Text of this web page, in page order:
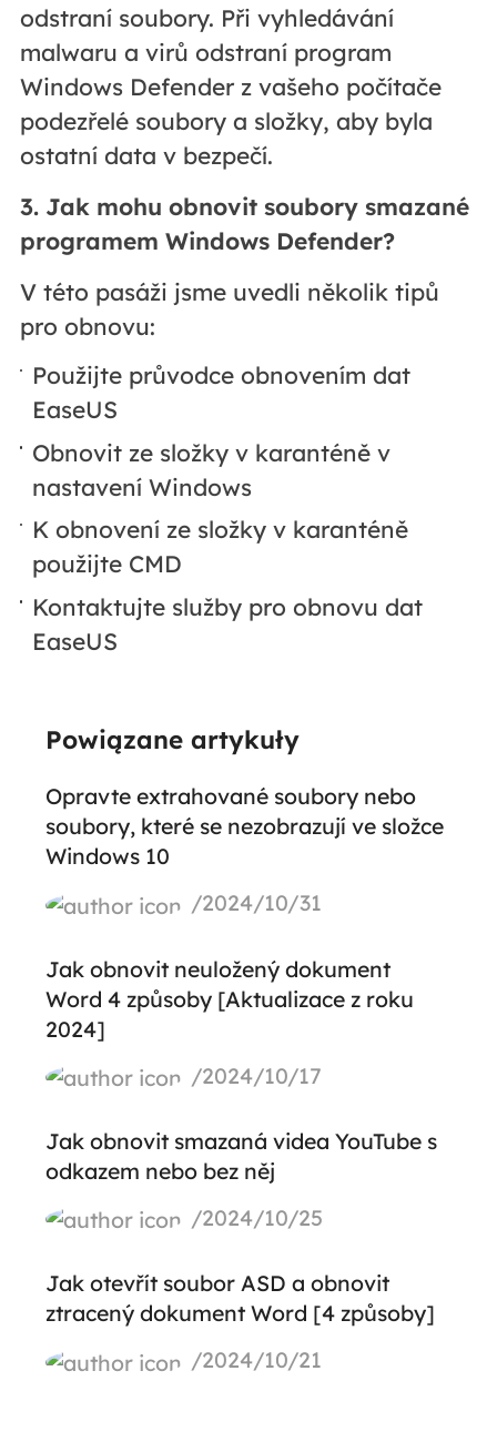
odstraní soubory. Při vyhledávání
malwaru a virů odstraní program
Windows Defender z vašeho počítače
podezřelé soubory a složky, aby byla
ostatní data v bezpečí.
3. Jak mohu obnovit soubory smazané
programem Windows Defender?
V této pasáži jsme uvedli několik tipů
pro obnovu:
Použijte průvodce obnovením dat
EaseUS
Obnovit ze složky v karanténě v
nastavení Windows
K obnovení ze složky v karanténě
použijte CMD
Kontaktujte služby pro obnovu dat
EaseUS
Powiązane artykuły
Opravte extrahované soubory nebo
soubory, které se nezobrazují ve složce
Windows 10
/2024/10/31
Jak obnovit neuložený dokument
Word 4 způsoby [Aktualizace z roku
2024]
/2024/10/17
Jak obnovit smazaná videa YouTube s
odkazem nebo bez něj
/2024/10/25
Jak otevřít soubor ASD a obnovit
ztracený dokument Word [4 způsoby]
/2024/10/21